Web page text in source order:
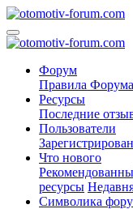
Форум
Правила Форума
Ресурсы
Последние
Пользователи
Что нового
ресурсы
Символика